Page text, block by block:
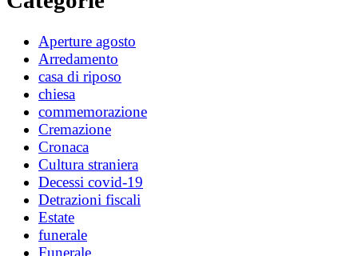
Aperture agosto
Arredamento
casa di riposo
chiesa
commemorazione
Cremazione
Cronaca
Cultura straniera
Decessi covid-19
Detrazioni fiscali
Estate
funerale
Funerale